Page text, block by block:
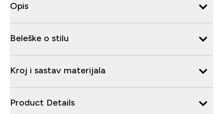
Opis
Beleške o stilu
Kroj i sastav materijala
Product Details